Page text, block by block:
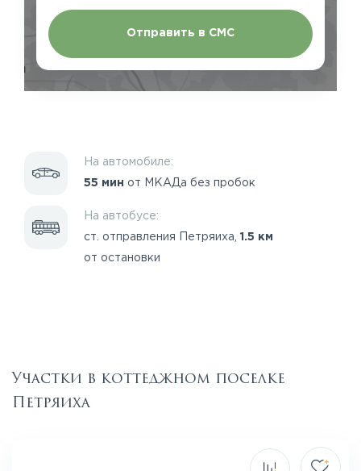
Отправить в СМС
На автомобиле:
55 мин от МКАДа без пробок
На автобусе:
ст. отправления Петряиха, 1.5 км
от остановки
Участки в коттеджном поселке
Петряиха